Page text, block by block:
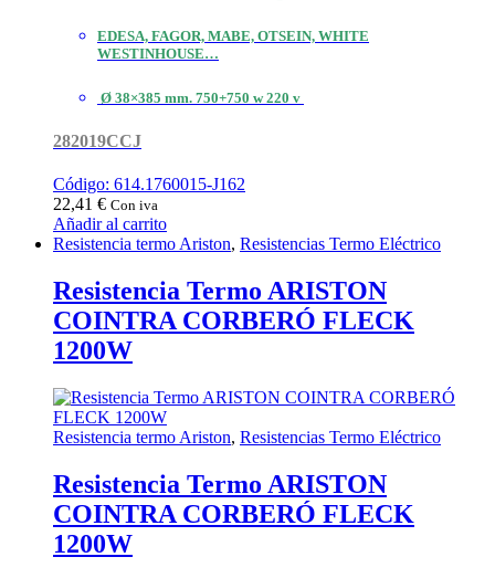
EDESA, FAGOR, MABE, OTSEIN, WHITE
WESTINHOUSE…
Ø 38×385 mm. 750+750 w 220 v
282019CCJ
Código: 614.1760015-J162
22,41 € Con iva
Añadir al carrito
Resistencia termo Ariston, Resistencias Termo Eléctrico
Resistencia Termo ARISTON
COINTRA CORBERÓ FLECK
1200W
Resistencia termo Ariston, Resistencias Termo Eléctrico
Resistencia Termo ARISTON
COINTRA CORBERÓ FLECK
1200W